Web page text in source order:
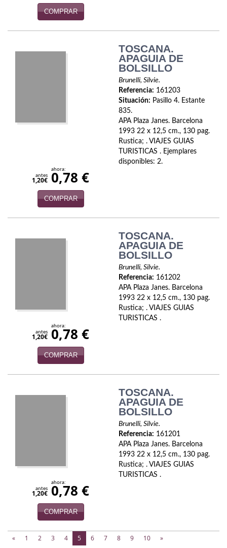
Tema Local
COMPRAR
TOSCANA.
APAGUIA DE
BOLSILLO
Brunelli, Silvie.
Referencia: 161203
Situación: Pasillo 4. Estante
835.
APA Plaza Janes. Barcelona
1993 22 x 12,5 cm., 130 pag.
Rustica; . VIAJES GUIAS
TURISTICAS . Ejemplares
disponibles: 2.
antes
1,20€
ahora:
0,78 €
COMPRAR
TOSCANA.
APAGUIA DE
BOLSILLO
Brunelli, Silvie.
Referencia: 161202
APA Plaza Janes. Barcelona
1993 22 x 12,5 cm., 130 pag.
Rustica; . VIAJES GUIAS
TURISTICAS .
antes
1,20€
ahora:
0,78 €
COMPRAR
TOSCANA.
APAGUIA DE
BOLSILLO
Brunelli, Silvie.
Referencia: 161201
APA Plaza Janes. Barcelona
1993 22 x 12,5 cm., 130 pag.
Rustica; . VIAJES GUIAS
TURISTICAS .
antes
1,20€
ahora:
0,78 €
COMPRAR
« 1 2 3 4 5(current)
6 7 8 9 10 »